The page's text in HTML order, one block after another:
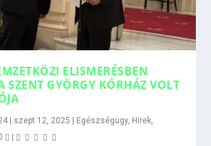
ELISMERÉSBEN
SZENT GYÖRGY KÓRHÁZ VOLT
| szept 12, 2025 | Egészségügy, Hírek
|